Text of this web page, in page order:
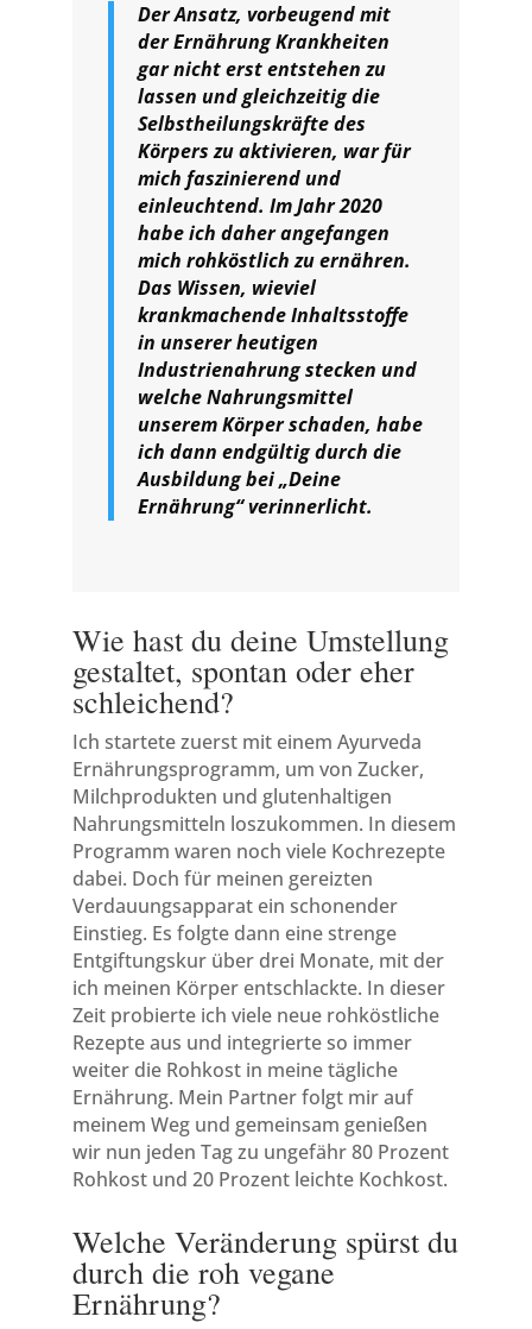
Der Ansatz, vorbeugend mit
der Ernährung Krankheiten
gar nicht erst entstehen zu
lassen und gleichzeitig die
Selbstheilungskräfte des
Körpers zu aktivieren, war für
mich faszinierend und
einleuchtend. Im Jahr 2020
habe ich daher angefangen
mich rohköstlich zu ernähren.
Das Wissen, wieviel
krankmachende Inhaltsstoffe
in unserer heutigen
Industrienahrung stecken und
welche Nahrungsmittel
unserem Körper schaden, habe
ich dann endgültig durch die
Ausbildung bei „Deine
Ernährung“ verinnerlicht.
Wie hast du deine Umstellung
gestaltet, spontan oder eher
schleichend?
Ich startete zuerst mit einem Ayurveda
Ernährungsprogramm, um von Zucker,
Milchprodukten und glutenhaltigen
Nahrungsmitteln loszukommen. In diesem
Programm waren noch viele Kochrezepte
dabei. Doch für meinen gereizten
Verdauungsapparat ein schonender
Einstieg. Es folgte dann eine strenge
Entgiftungskur über drei Monate, mit der
ich meinen Körper entschlackte. In dieser
Zeit probierte ich viele neue rohköstliche
Rezepte aus und integrierte so immer
weiter die Rohkost in meine tägliche
Ernährung. Mein Partner folgt mir auf
meinem Weg und gemeinsam genießen
wir nun jeden Tag zu ungefähr 80 Prozent
Rohkost und 20 Prozent leichte Kochkost.
Welche Veränderung spürst du
durch die roh vegane
Ernährung?